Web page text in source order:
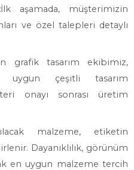
İlk aşamada, müşterimizin
ve özel talepleri detaylı
grafik tasarım ekibimiz,
uygun çeşitli tasarım
onayı sonrası üretim
malzeme, etiketin
Dayanıklılık, görünüm
en uygun malzeme tercih